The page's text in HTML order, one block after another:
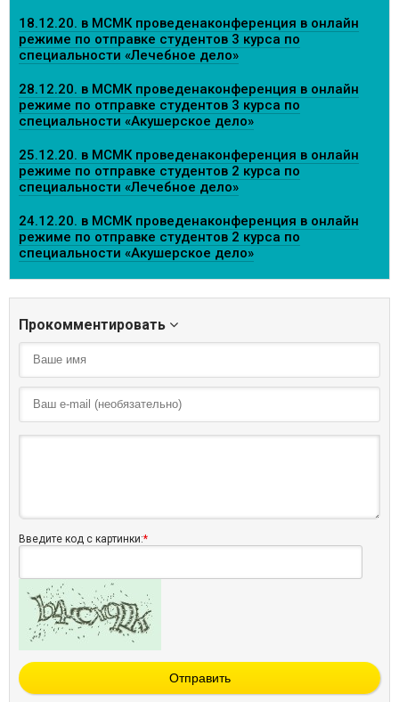
18.12.20. в МСМК проведенаконференция в онлайн
режиме по отправке студентов 3 курса по
специальности «Лечебное дело»
28.12.20. в МСМК проведенаконференция в онлайн
режиме по отправке студентов 3 курса по
специальности «Акушерское дело»
25.12.20. в МСМК проведенаконференция в онлайн
режиме по отправке студентов 2 курса по
специальности «Лечебное дело»
24.12.20. в МСМК проведенаконференция в онлайн
режиме по отправке студентов 2 курса по
специальности «Акушерское дело»
Прокомментировать
Введите код с картинки:*
Отправить